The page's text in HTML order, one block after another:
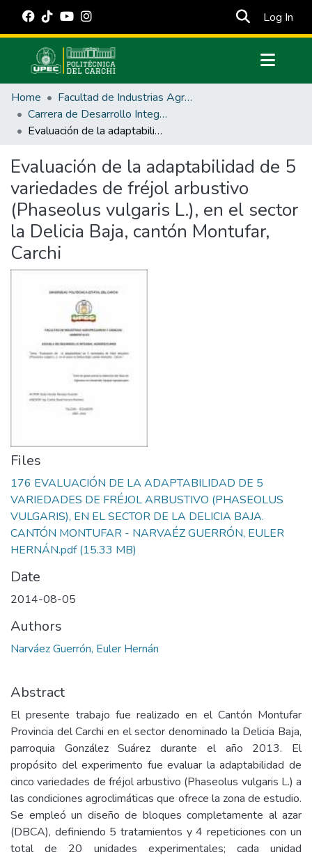
Log In
Communities & Collections
All of DSpace
Statistics
Estadísticas Externas
Manuales
Home
Facultad de Industrias Agropecuarias y Ciencias Ambientales
Carrera de Desarrollo Integral Agropecuario
Evaluación de la adaptabilidad de 5 variedades de fréjol arbustivo (Phaseolus vulgaris L.), en el sector la Delicia Baja, cantón Montufar, Carchi
Evaluación de la adaptabilidad de 5
variedades de fréjol arbustivo
(Phaseolus vulgaris L.), en el sector
la Delicia Baja, cantón Montufar,
Carchi
Files
176 EVALUACIÓN DE LA ADAPTABILIDAD DE 5
VARIEDADES DE FRÉJOL ARBUSTIVO (PHASEOLUS
VULGARIS), EN EL SECTOR DE LA DELICIA BAJA.
CANTÓN MONTUFAR - NARVAÉZ GUERRÓN, EULER
HERNÁN.pdf(15.33 MB)
Date
2014-08-05
Authors
Narváez Guerrón, Euler Hernán
Abstract
El presente trabajo fue realizado en el Cantón Montufar
Provincia del Carchi en el sector denominado la Delicia Baja,
parroquia González Suárez durante el año 2013. El
propósito del experimento fue evaluar la adaptabilidad de
cinco variedades de fréjol arbustivo (Phaseolus vulgaris L.) a
las condiciones agroclimáticas que ofrece la zona de estudio.
Se empleó un diseño de bloques completamente al azar
(DBCA), definiendo 5 tratamientos y 4 repeticiones con un
total de 20 unidades experimentales; cada unidad